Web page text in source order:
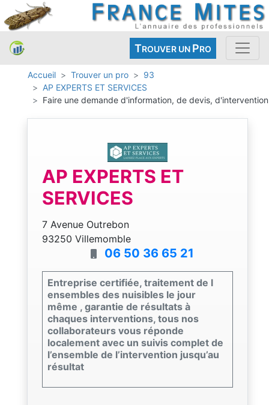
TROUVER UN PRO
Accueil Trouver un pro
93
AP EXPERTS ET SERVICES
Faire une demande d'information, de devis, d'intervention
AP EXPERTS ET
SERVICES
7 Avenue Outrebon
93250 Villemomble
06 50 36 65 21
Entreprise certifiée, traitement de l
ensembles des nuisibles le jour
même , garantie de résultats à
chaques interventions, tous nos
collaborateurs vous réponde
localement avec un suivis complet de
l’ensemble de l’intervention jusqu’au
résultat